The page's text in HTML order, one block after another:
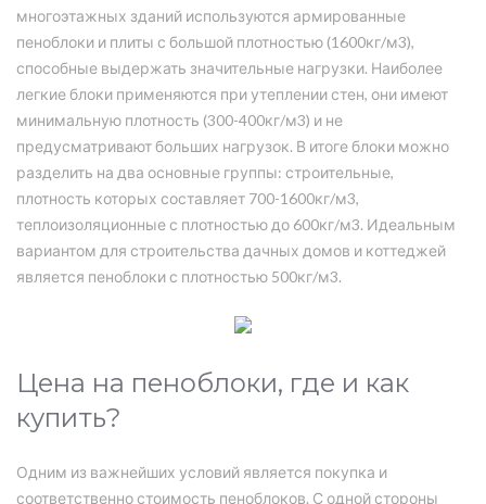
многоэтажных зданий используются армированные
пеноблоки и плиты с большой плотностью (1600кг/м3),
способные выдержать значительные нагрузки. Наиболее
легкие блоки применяются при утеплении стен, они имеют
минимальную плотность (300-400кг/м3) и не
предусматривают больших нагрузок. В итоге блоки можно
разделить на два основные группы: строительные,
плотность которых составляет 700-1600кг/м3,
теплоизоляционные с плотностью до 600кг/м3. Идеальным
вариантом для строительства дачных домов и коттеджей
является пеноблоки с плотностью 500кг/м3.
Цена на пеноблоки, где и как
купить?
Одним из важнейших условий является покупка и
соответственно стоимость пеноблоков. С одной стороны